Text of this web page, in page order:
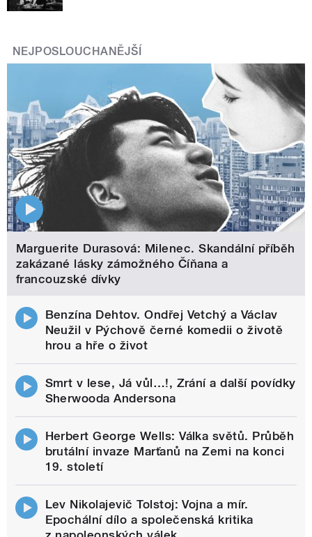
NEJPOSLOUCHANĚJŠÍ
Marguerite Durasová: Milenec. Skandální příběh
zakázané lásky zámožného Číňana a
francouzské dívky
Benzína Dehtov. Ondřej Vetchý a Václav
Neužil v Pýchově černé komedii o životě
hrou a hře o život
Smrt v lese, Já vůl…!, Zrání a další povídky
Sherwooda Andersona
Herbert George Wells: Válka světů. Průběh
brutální invaze Marťanů na Zemi na konci
19. století
Lev Nikolajevič Tolstoj: Vojna a mír.
Epochální dílo a společenská kritika